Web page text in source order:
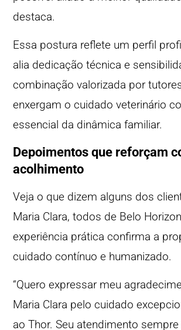
destaca.
Essa postura reflete um perfil
alia dedicação técnica e
combinação valorizada por
enxergam o cuidado veterinário
essencial da dinâmica familiar.
Depoimentos que reforçam
acolhimento
Veja o que dizem alguns dos
Maria Clara, todos de Belo
experiência prática confirma a
cuidado contínuo e humanizado.
“Quero expressar meu
Maria Clara pelo cuidado
ao Thor. Seu atendimento